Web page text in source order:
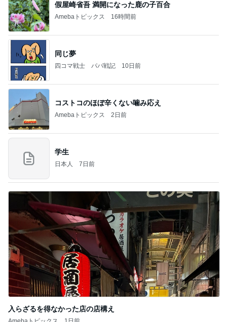
假屋崎省吾 満開になった鹿の子百合
Amebaトピックス 16時間前
同じ夢
四コマ戦士 パパ戦記 10日前
コストコのほぼ辛くない噛み応え
Amebaトピックス 2日前
学生
日本人 7日前
入らざるを得なかった店の店構え